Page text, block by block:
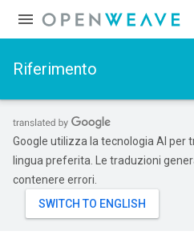
Riferimento
Google utilizza la tecnologia AI per
lingua preferita. Le traduzioni
contenere errori.